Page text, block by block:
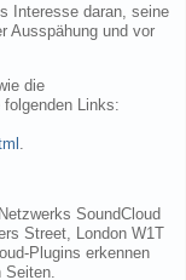
Interesse daran, seine
Ausspähung und vor
die
Links:
SoundCloud
Street, London W1T
Plugins erkennen